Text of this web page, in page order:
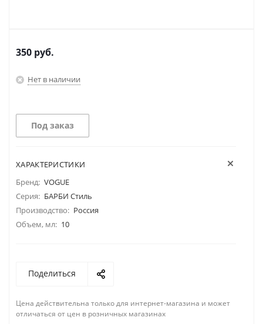
350 руб.
Нет в наличии
Под заказ
ХАРАКТЕРИСТИКИ
Бренд: VOGUE
Серия: БАРБИ Стиль
Производство: Россия
Объем, мл: 10
Поделиться
Цена действительна только для интернет-магазина и может
отличаться от цен в розничных магазинах